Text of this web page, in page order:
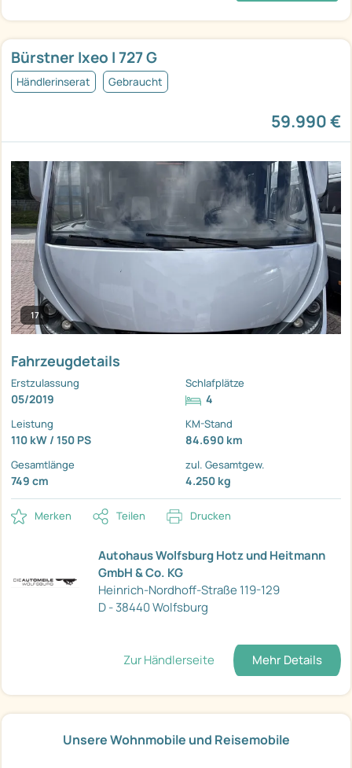
Bürstner Ixeo I 727 G
Händlerinserat Gebraucht
59.990 €
17
Fahrzeugdetails
Erstzulassung
05/2019
Schlafplätze
4
Leistung
110 kW / 150 PS
KM-Stand
84.690 km
Gesamtlänge
749 cm
zul. Gesamtgew.
4.250 kg
Merken Teilen Drucken
Autohaus Wolfsburg Hotz und Heitmann
GmbH & Co. KG
Heinrich-Nordhoff-Straße 119-129
D - 38440 Wolfsburg
Zur Händlerseite Mehr Details
Unsere Wohnmobile und Reisemobile